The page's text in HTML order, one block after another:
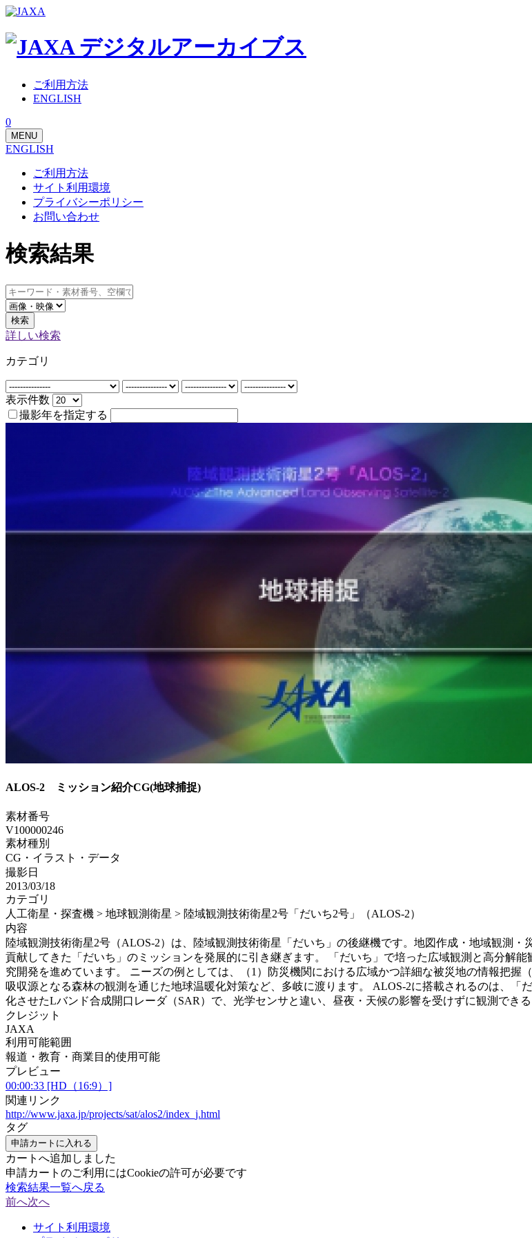
ご利用方法
ENGLISH
0
MENU
ENGLISH
ご利用方法
サイト利用環境
プライバシーポリシー
お問い合わせ
検索結果
検索
詳しい検索
カテゴリ
表示件数
撮影年を指定する
ALOS-2 ミッション紹介CG(地球捕捉)
素材番号
V100000246
素材種別
CG・イラスト・データ
撮影日
2013/03/18
カテゴリ
人工衛星・探査機 > 地球観測衛星 > 陸域観測技術衛星2号「だいち2号」（ALOS-2）
内容
陸域観測技術衛星2号（ALOS-2）は、陸域観測技術衛星「だいち」の後継機です。地図作成・地域観測
貢献してきた「だいち」のミッションを発展的に引き継ぎます。 「だいち」で培った広域観測と高分解
究開発を進めています。 ニーズの例としては、（1）防災機関における広域かつ詳細な被災地の情報把握
吸収源となる森林の観測を通じた地球温暖化対策など、多岐に渡ります。 ALOS-2に搭載されるのは、
化させたLバンド合成開口レーダ（SAR）で、光学センサと違い、昼夜・天候の影響を受けずに観測できる
クレジット
JAXA
利用可能範囲
報道・教育・商業目的使用可能
プレビュー
00:00:33 [HD（16:9）]
関連リンク
http://www.jaxa.jp/projects/sat/alos2/index_j.html
タグ
申請カートに入れる
カートへ追加しました
申請カートのご利用にはCookieの許可が必要です
検索結果一覧へ戻る
前へ次へ
サイト利用環境